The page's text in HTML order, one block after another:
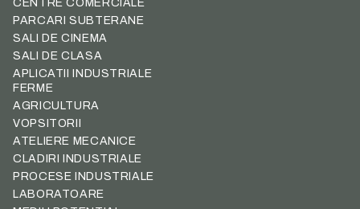
CENTRE COMERCIALE
PARCARI SUBTERANE
SALI DE CINEMA
SALI DE CLASA
APLICATII INDUSTRIALE
FERME
AGRICULTURA
VOPSITORII
ATELIERE MECANICE
CLADIRI INDUSTRIALE
PROCESE INDUSTRIALE
LABORATOARE